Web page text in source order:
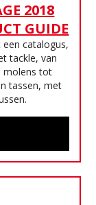
2018
GUIDE
catalogus,
tackle, van
molens tot
tassen, met